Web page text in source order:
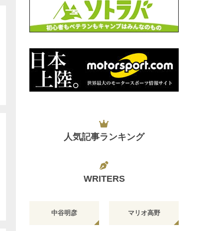
人気記事ランキング
WRITERS
中谷明彦 マリオ高野